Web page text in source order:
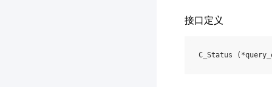
接口定义
C_Status ( *